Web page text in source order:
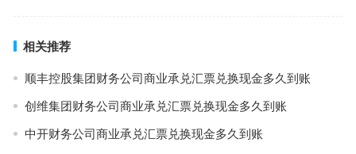
相关推荐
顺丰控股集团财务公司商业承兑汇票兑换现金多久到账
创维集团财务公司商业承兑汇票兑换现金多久到账
中开财务公司商业承兑汇票兑换现金多久到账